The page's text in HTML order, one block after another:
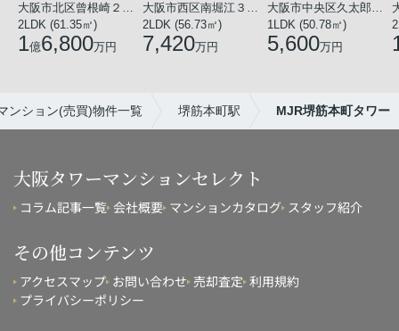
大阪市北区曾根崎２丁目
2LDK (61.35㎡)
1億6,800万円
大阪市西区南堀江３丁目
2LDK (56.73㎡)
7,420万円
大阪市中央区久太郎町１丁目
1LDK (50.78㎡)
5,600万円
ンション(売買)物件一覧 堺筋本町駅 MJR堺筋本町タワー
大阪タワーマンションセレクト
コラム記事一覧 会社概要 マンションカタログ スタッフ紹介
その他コンテンツ
アクセスマップ お問い合わせ 売却査定 利用規約
プライバシーポリシー